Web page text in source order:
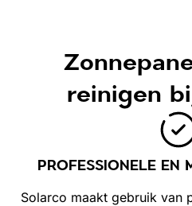
reinigen
PROFESSIONELE EN
Solarco maakt gebruik van